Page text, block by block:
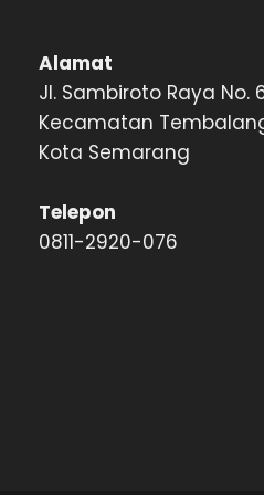
Alamat
Jl. Sambiroto Raya No.
Kecamatan
Kota Semarang
Telepon
0811-2920-076